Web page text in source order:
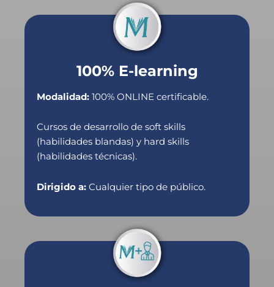
100% E-learning
Modalidad: 100% ONLINE certificable.
Cursos de desarrollo de soft skills
(habilidades blandas) y hard skills
(habilidades técnicas).
Dirigido a: Cualquier tipo de público.